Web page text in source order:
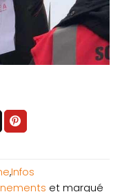
,Infos
et marqué